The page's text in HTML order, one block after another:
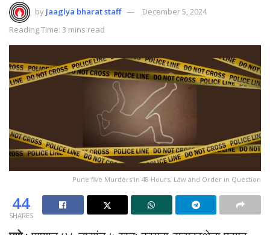
by Jaaglya bharat staff
December 5, 2024
Reading Time: 3 mins read
Pune five Murders in 48 Hours, Law and Order in Question
44
SHARES